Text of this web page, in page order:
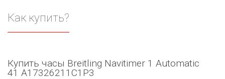
Как купить?
Купить часы Breitling Navitimer 1 Automatic
41 A17326211C1P3